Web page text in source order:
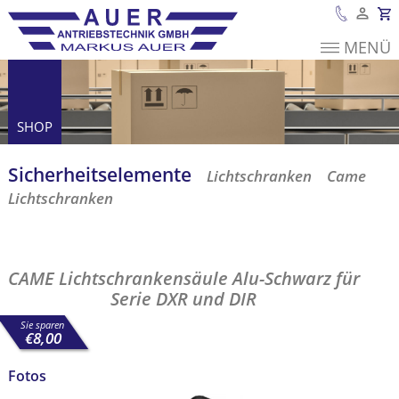
Es befinden sich
keine Produkte im
Warenkorb.
MENÜ
SHOP
Sicherheits­elemente Lichtschranken
Came
Lichtschranken
CAME Lichtschrankensäule Alu-Schwarz für
Serie DXR und DIR
Sie sparen
€8,00
Fotos